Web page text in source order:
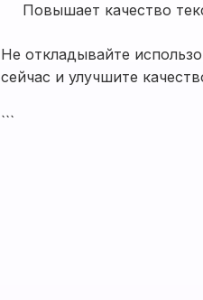
Повышает качество
Не откладывайте
сейчас и улучшите
```